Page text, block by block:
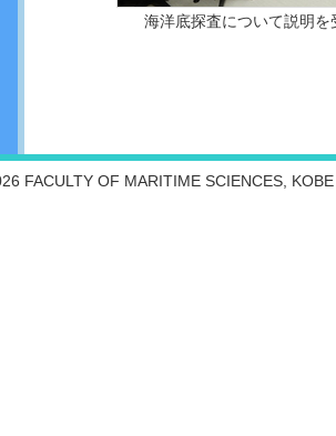
海洋底探査について説明を
FACULTY OF MARITIME SCIENCES,